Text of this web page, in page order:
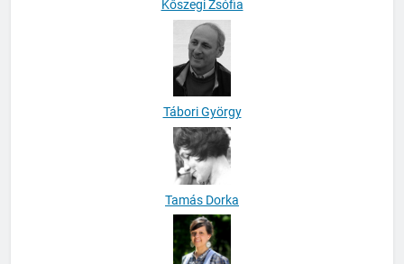
Tábori György
Tamás Dorka
Teket Regina